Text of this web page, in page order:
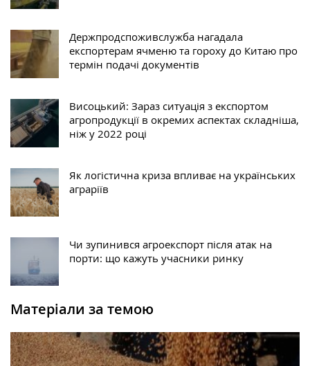
Держпродспоживслужба нагадала
експортерам ячменю та гороху до Китаю про
термін подачі документів
Висоцький: Зараз ситуація з експортом
агропродукції в окремих аспектах складніша,
ніж у 2022 році
Як логістична криза впливає на українських
аграріїв
Чи зупинився агроекспорт після атак на
порти: що кажуть учасники ринку
Матеріали за темою